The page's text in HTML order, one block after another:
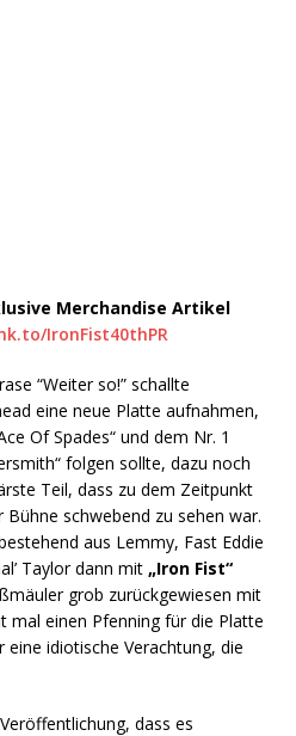
Merchandise Artikel
IronFist40thPR
“Weiter so!” schallte
eine neue Platte aufnahmen,
Of Spades“ und dem Nr. 1
folgen sollte, dazu noch
Teil, dass zu dem Zeitpunkt
schwebend zu sehen war.
aus Lemmy, Fast Eddie
Taylor dann mit „Iron Fist“
grob zurückgewiesen mit
mal einen Pfenning für die Platte
idiotische Verachtung, die
dass es